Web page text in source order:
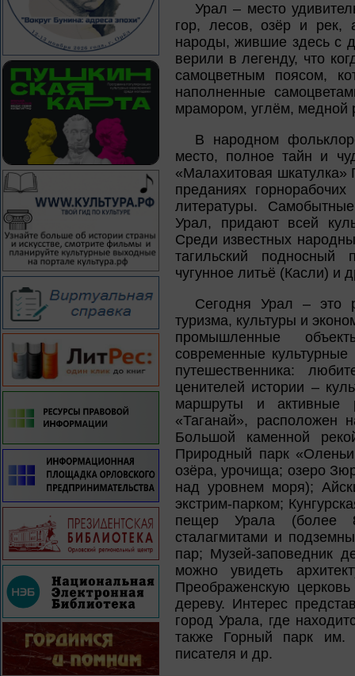
Урал – место
гор, лесов, озёр и рек,
народы, жившие здесь с
верили в легенду, что
самоцветным поясом,
наполненные
мрамором, углём, медной
В народном
место, полное тайн и
«Малахитовая
преданиях
литературы.
Урал, придают всей
Среди известных
тагильский подносный
чугунное литьё (Касли) и
Сегодня Урал – это
туризма, культуры и
промышленные
современные культурные
путешественника:
ценителей истории –
маршруты и активные
«Таганай», расположен
Большой каменной
Природный парк
озёра, урочища; озеро
над уровнем моря);
экстрим-парком;
пещер Урала (более
сталагмитами и
пар; Музей-заповедник
можно увидеть
Преображенскую
дереву. Интерес
город Урала, где
также Горный парк им.
писателя и др.